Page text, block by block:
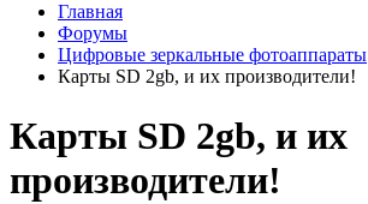
Главная
Форумы
Цифровые зеркальные фотоаппараты
Карты SD 2gb, и их производители!
Карты SD 2gb, и их
производители!